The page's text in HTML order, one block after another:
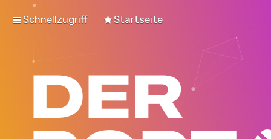
Schnellzugriff Startseite